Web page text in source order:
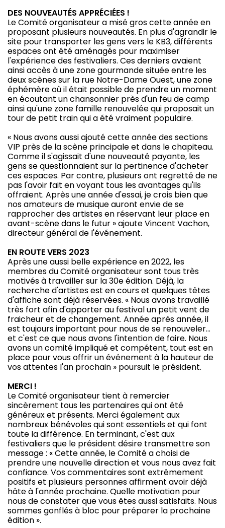
DES NOUVEAUTÉS APPRÉCIÉES !
Le Comité organisateur a misé gros cette année en
proposant plusieurs nouveautés. En plus d'agrandir le
site pour transporter les gens vers le KB3, différents
espaces ont été aménagés pour maximiser
l'expérience des festivaliers. Ces derniers avaient
ainsi accès à une zone gourmande située entre les
deux scènes sur la rue Notre-Dame Ouest, une zone
éphémère où il était possible de prendre un moment
en écoutant un chansonnier près d'un feu de camp
ainsi qu'une zone famille renouvelée qui proposait un
tour de petit train qui a été vraiment populaire.
« Nous avons aussi ajouté cette année des sections
VIP près de la scène principale et dans le chapiteau.
Comme il s'agissait d'une nouveauté payante, les
gens se questionnaient sur la pertinence d'acheter
ces espaces. Par contre, plusieurs ont regretté de ne
pas l'avoir fait en voyant tous les avantages qu'ils
offraient. Après une année d'essai, je crois bien que
nos amateurs de musique auront envie de se
rapprocher des artistes en réservant leur place en
avant-scène dans le futur » ajoute Vincent Vachon,
directeur général de l'événement.
EN ROUTE VERS 2023
Après une aussi belle expérience en 2022, les
membres du Comité organisateur sont tous très
motivés à travailler sur la 30e édition. Déjà, la
recherche d'artistes est en cours et quelques têtes
d'affiche sont déjà réservées. « Nous avons travaillé
très fort afin d'apporter au festival un petit vent de
fraicheur et de changement. Année après année, il
est toujours important pour nous de se renouveler…
et c'est ce que nous avons l'intention de faire. Nous
avons un comité impliqué et compétent, tout est en
place pour vous offrir un événement à la hauteur de
vos attentes l'an prochain » poursuit le président.
MERCI !
Le Comité organisateur tient à remercier
sincèrement tous les partenaires qui ont été
généreux et présents. Merci également aux
nombreux bénévoles qui sont essentiels et qui font
toute la différence. En terminant, c'est aux
festivaliers que le président désire transmettre son
message : « Cette année, le Comité a choisi de
prendre une nouvelle direction et vous nous avez fait
confiance. Vos commentaires sont extrêmement
positifs et plusieurs personnes affirment avoir déjà
hâte à l'année prochaine. Quelle motivation pour
nous de constater que vous êtes aussi satisfaits. Nous
sommes gonflés à bloc pour préparer la prochaine
édition ».